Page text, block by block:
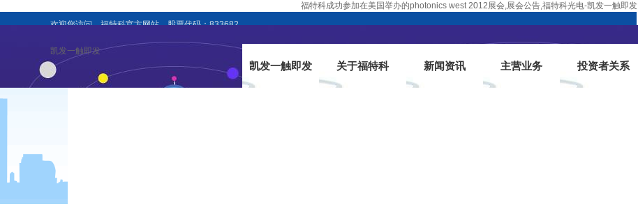
福特科成功参加在美国举办的photonics west 2012展会,展会公告,福特科光电-凯发一触即发
欢迎您访问，福特科官方网站，股票代码：833682
凯发一触即发
凯发一触即发 关于福特科 新闻资讯 主营业务 投资者关系